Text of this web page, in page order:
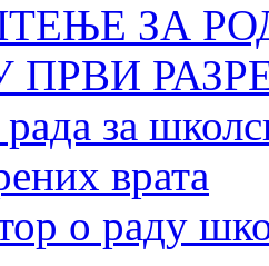
ЗА
ПРВИ
за
врата
о раду